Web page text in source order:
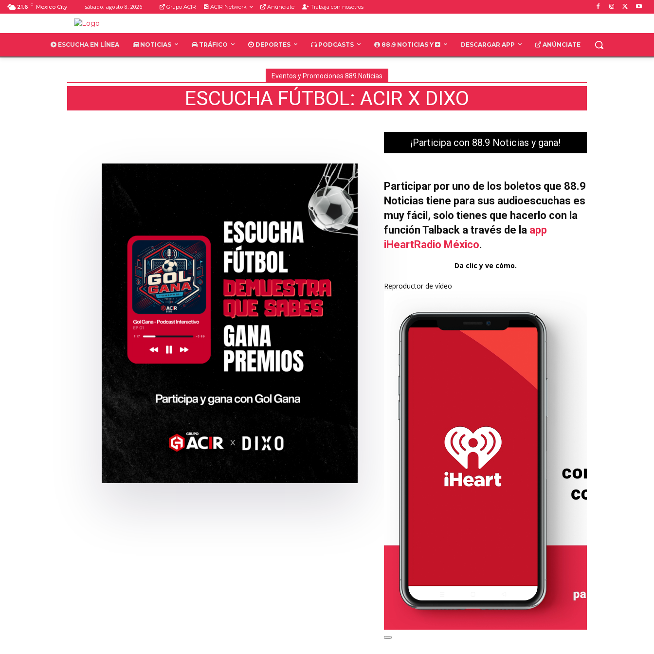
21.6 C Mexico City sábado, agosto 8, 2026 Grupo ACIR ACIR Network Anúnciate Trabaja con nosotros
ESCUCHA EN LÍNEA NOTICIAS TRÁFICO DEPORTES PODCASTS 88.9 NOTICIAS Y DESCARGAR APP ANÚNCIATE
Eventos y Promociones 889.Noticias
ESCUCHA FÚTBOL: ACIR X DIXO
¡Participa con 88.9 Noticias y gana!
Participar por uno de los boletos que 88.9
Noticias tiene para sus audioescuchas es
muy fácil, solo tienes que hacerlo con la
función Talback a través de la app
iHeartRadio México.
Da clic y ve cómo.
Reproductor de vídeo